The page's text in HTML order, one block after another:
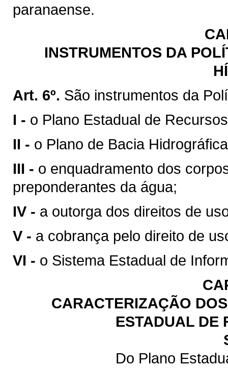
paranaense.
INSTRUMENTOS DA
Art. 6º. São instrumentos da
I - o Plano Estadual de
II - o Plano de Bacia
III - o enquadramento dos
preponderantes da água;
IV - a outorga dos direitos de
V - a cobrança pelo direito de
VI - o Sistema Estadual de
CARACTERIZAÇÃO
ESTADUAL DE
Do Plano